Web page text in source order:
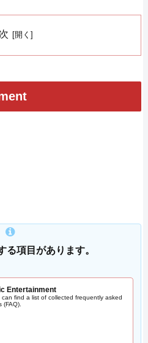
る項目があります。
Entertainment
can find a list of collected frequently asked
(FAQ).